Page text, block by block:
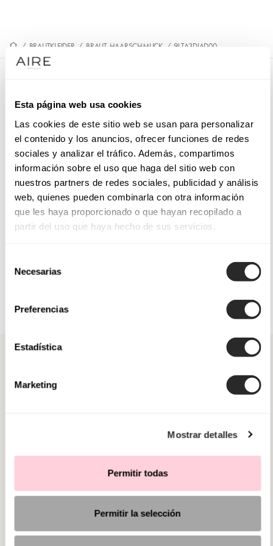
Esta página web usa cookies
Las cookies de este sitio web se usan para personalizar
el contenido y los anuncios, ofrecer funciones de redes
sociales y analizar el tráfico. Además, compartimos
información sobre el uso que haga del sitio web con
nuestros partners de redes sociales, publicidad y análisis
web, quienes pueden combinarla con otra información
que les haya proporcionado o que hayan recopilado a
partir del uso que haya hecho de sus servicios.
Necesarias
Preferencias
Estadística
Marketing
Mostrar detalles
Permitir todas
Permitir la selección
/ BRAUTKLEIDER / BRAUT-HAARSCHMUCK / 9LTA3DIAD00
Romantischer Braut-Haarreif. Angefertigt aus Stoffblumen mit
Strassdetails. Exklusives Outfit MB Accessories.
TERMIN VEREINBAREN
BRAUCHEN SIE HILFE?
VERKAUFSSTELLEN